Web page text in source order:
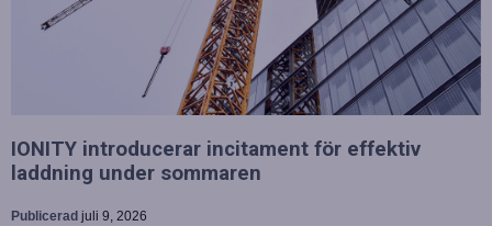
IONITY introducerar incitament för effektiv
laddning under sommaren
Publicerad juli 9, 2026